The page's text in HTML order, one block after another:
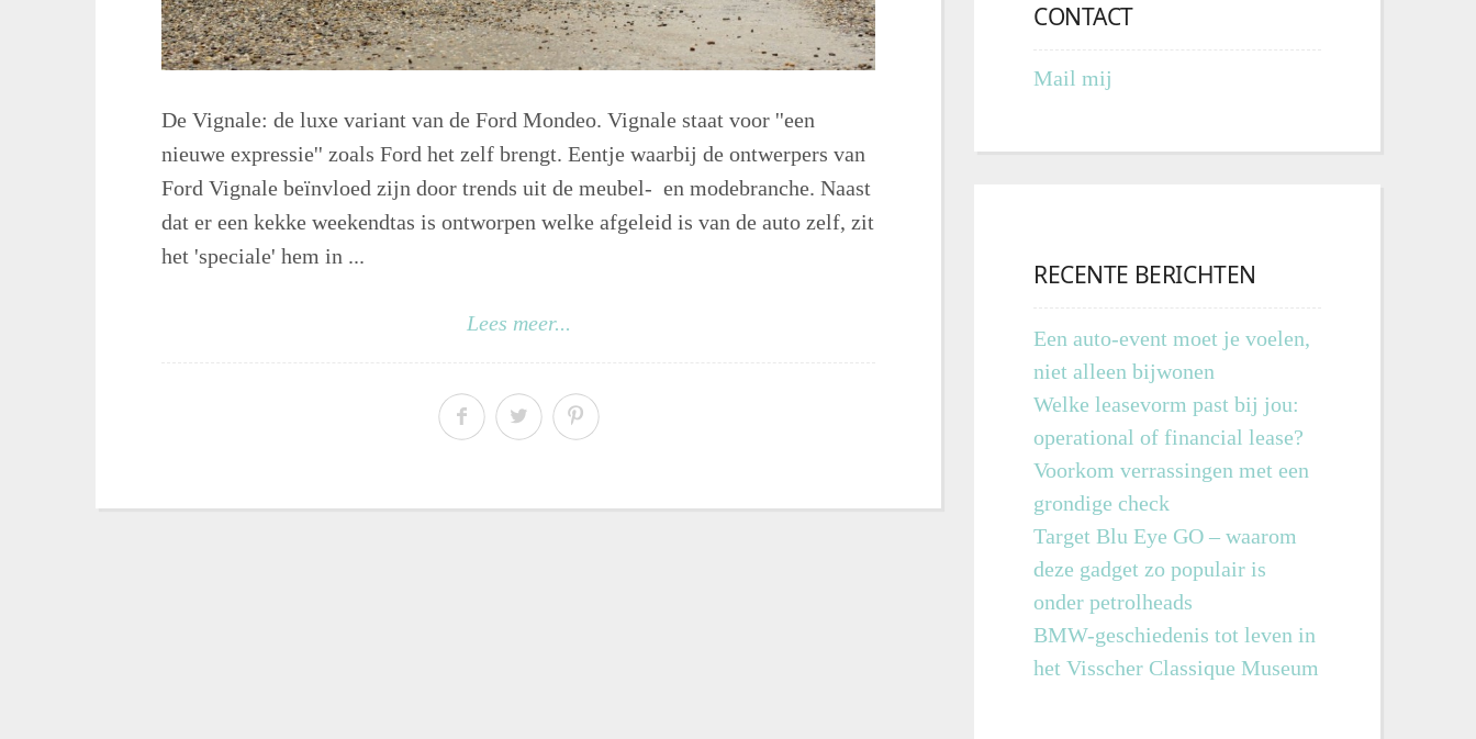
De Vignale: de luxe variant van de Ford Mondeo. Vignale staat voor ''een
nieuwe expressie'' zoals Ford het zelf brengt. Eentje waarbij de ontwerpers van
Ford Vignale beïnvloed zijn door trends uit de meubel- en modebranche. Naast
dat er een kekke weekendtas is ontworpen welke afgeleid is van de auto zelf, zit
het 'speciale' hem in ...
Lees meer...
CONTACT
Mail mij
RECENTE BERICHTEN
Een auto-event moet je voelen,
niet alleen bijwonen
Welke leasevorm past bij jou:
operational of financial lease?
Voorkom verrassingen met een
grondige check
Target Blu Eye GO – waarom
deze gadget zo populair is
onder petrolheads
BMW-geschiedenis tot leven in
het Visscher Classique Museum